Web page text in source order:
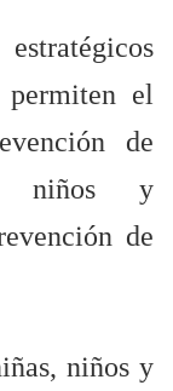
permiten el
de
niños y
de
niños y